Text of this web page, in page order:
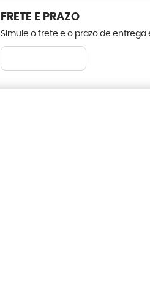
FRETE E PRAZO
Simule o frete e o prazo de